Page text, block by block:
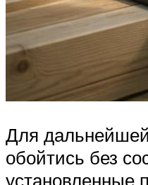
Для
обойтись без
установленные